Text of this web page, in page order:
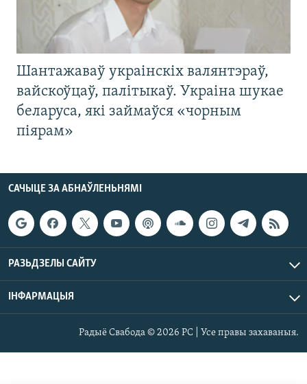
Шантажаваў украінскіх валянтэраў,
вайскоўцаў, палітыкаў. Украіна шукае
беларуса, які займаўся «чорным
піярам»
САЧЫЦЕ ЗА АБНАЎЛЕНЬНЯМІ
РАЗЬДЗЕЛЫ САЙТУ
ІНФАРМАЦЫЯ
Радыё Свабода © 2026 РС | Усе правы захаваныя.